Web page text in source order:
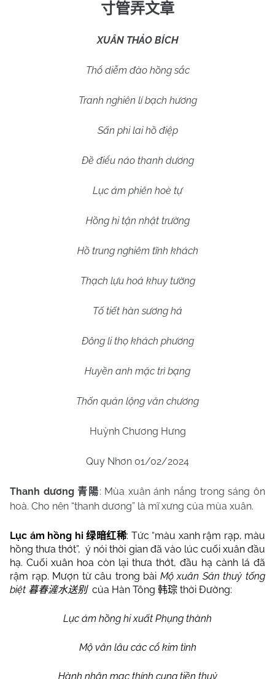
寸管弄文章
XUÂN THẢO BÍCH
Thổ diễm đào hồng sắc
Tranh nghiên lí bạch hương
Sấn phi lai hồ điệp
Đề điểu náo thanh dương
Lục ám phiên hoè tự
Hồng hi tận nhật trường
Hồ trung nghiêm tĩnh khách
Thạch lựu hoả khuy tường
Tố tiết hàn sương há
Đông li thọ khách phương
Huyền anh mặc trì bạng
Thốn quản lộng văn chương
Huỳnh Chương Hưng
Quy Nhơn 01/02/2024
Thanh dương 青陽: Mùa xuân ánh nắng trong sáng ôn
hoà. Cho nên “thanh dương” là mĩ xưng của mùa xuân.
Lục ám hồng hi 绿暗红稀: Tức “màu xanh rậm rạp, màu
hồng thưa thớt”, ý nói thời gian đã vào lúc cuối xuân đầu
hạ. Cuối xuân hoa còn lại thưa thớt, đầu hạ cành lá đã
rậm rạp. Mượn từ câu trong bài Mộ xuân Sản thuỷ tống
biệt 暮春滻水送别 của Hàn Tông 韩琮 thời Đường:
Lục ám hồng hi xuất Phụng thành
Mộ vân lâu các cổ kim tình
Hành nhân mạc thính cung tiền thuỷ